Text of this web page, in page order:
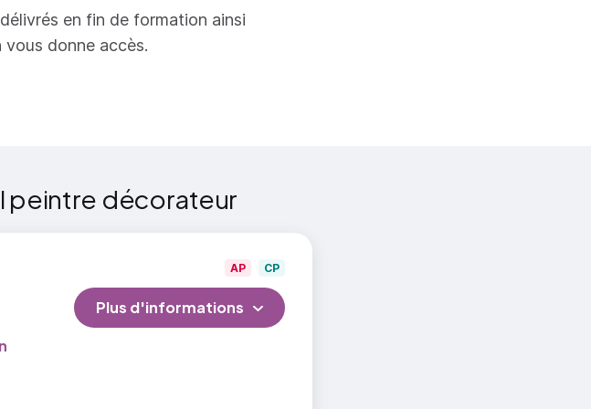
à l'emploi sur divers
de trompe-l'œil
en fin de formation ainsi
donne accès.
peintre décorateur
AP CP
Plus d'informations